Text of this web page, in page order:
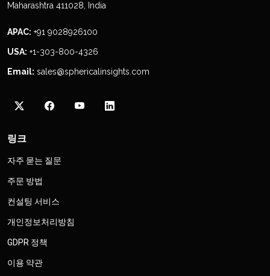
Maharashtra 411028, India
APAC: +91 9028926100
USA: +1-303-800-4326
Email: sales@sphericalinsights.com
링크
자주 묻는 질문
주문 방법
컨설팅 서비스
개인정보처리방침
GDPR 정책
이용 약관